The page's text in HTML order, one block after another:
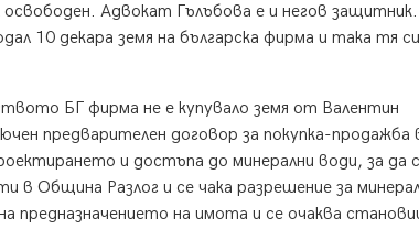
освободен. Адвокат Гълъбова е и негов
10 декара земя на българска фирма и така тя
БГ фирма не е купувало земя от Валентин
предварителен договор за покупка-продажба
и достъпа до минерални води, за да
в Община Разлог и се чака разрешение за
предназначението на имота и се очаква